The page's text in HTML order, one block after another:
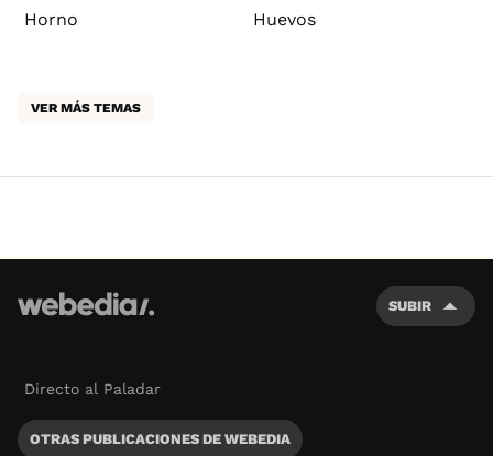
Horno Huevos
VER MÁS TEMAS
SUBIR
Directo al Paladar
OTRAS PUBLICACIONES DE WEBEDIA